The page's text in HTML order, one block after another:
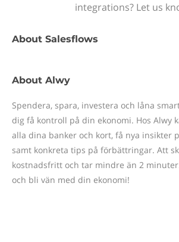
integrations? Let us
About Salesflows
About Alwy
Spendera, spara, investera och låna
dig få kontroll på din ekonomi. Hos Alwy
alla dina banker och kort, få nya insikter
samt konkreta tips på förbättringar. Att
kostnadsfritt och tar mindre än 2
och bli vän med din ekonomi!